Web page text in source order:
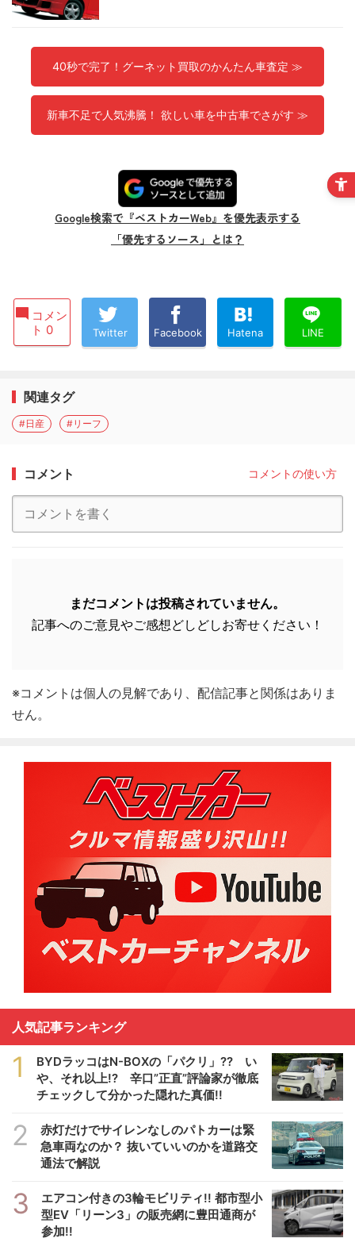
40秒で完了！グーネット買取のかんたん車査定 ≫
新車不足で人気沸騰！ 欲しい車を中古車でさがす ≫
Google検索で『ベストカーWeb』を優先表示する
「優先するソース」とは？
コメン
ト 0
Twitter Facebook Hatena LINE
関連タグ
#日産 #リーフ
コメント コメントの使い方
まだコメントは投稿されていません。
記事へのご意見やご感想どしどしお寄せください！
※コメントは個人の見解であり、配信記事と関係はありま
せん。
人気記事ランキング
1
BYDラッコはN-BOXの「パクリ」?? い
や、それ以上!? 辛口”正直”評論家が徹底
チェックして分かった隠れた真価!!
2
赤灯だけでサイレンなしのパトカーは緊
急車両なのか？ 抜いていいのかを道路交
通法で解説
3
エアコン付きの3輪モビリティ!! 都市型小
型EV「リーン3」の販売網に豊田通商が
参加!!